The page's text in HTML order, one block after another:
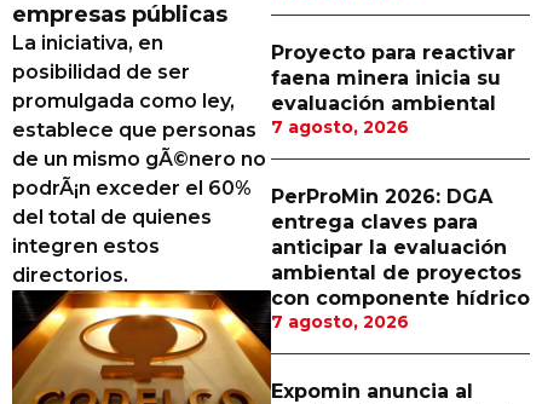
Canal Digital
Columnas de Opinión
Designaciones
Calendario de Eventos
Revistas Digital
Siguenos
empresas públicas
La iniciativa, en
posibilidad de ser
promulgada como ley,
establece que personas
de un mismo gÃ©nero no
podrÃ¡n exceder el 60%
del total de quienes
integren estos
directorios.
Proyecto para reactivar
faena minera inicia su
evaluación ambiental
7 agosto, 2026
PerProMin 2026: DGA
entrega claves para
anticipar la evaluación
ambiental de proyectos
con componente hídrico
7 agosto, 2026
Expomin anuncia al